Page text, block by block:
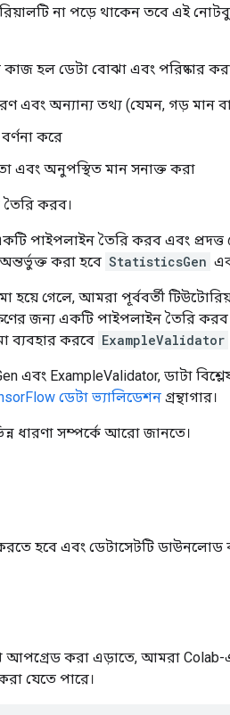
না পড়ে থাকেন তবে এই
হল ডেটা বোঝা এবং পরিষ্কার
এবং অন্যান্য তথ্য (যেমন, গড় মান
করে
এবং অনুপস্থিত মান সনাক্ত করা
তৈরি করব।
পাইপলাইন তৈরি করব এবং প্রদত্ত
করা হবে StatisticsGen
হয়ে গেলে, আমরা পূর্ববর্তী
জন্য একটি পাইপলাইন তৈরি
ব্যবহার করবে ExampleValidator
এবং ExampleValidator, ডাটা
ডেটা ভ্যালিডেশন গ্রন্থাগার।
ধারণা সম্পর্কে আরো জানতে।
হবে এবং ডেটাসেটটি
আপগ্রেড করা এড়াতে, আমরা Colab-
যেতে পারে।